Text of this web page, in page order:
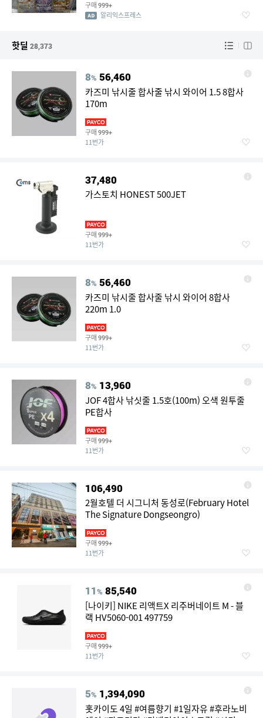
구매 999+
알리익스프레스
핫딜 28,373
8% 56,460
카즈미 낚시줄 합사줄 낚시 와이어 1.5 8합사
170m
구매 999+
11번가
37,480
가스토치 HONEST 500JET
구매 999+
11번가
8% 56,460
카즈미 낚시줄 합사줄 낚시 와이어 8합사
220m 1.0
구매 999+
11번가
8% 13,960
JOF 4합사 낚싯줄 1.5호(100m) 오색 원투줄
PE합사
구매 999+
11번가
106,490
2월호텔 더 시그니처 동성로(February Hotel
The Signature Dongseongro)
구매 999+
11번가
11% 85,540
[나이키] NIKE 리액트X 리주버네이트 M - 블
랙 HV5060-001 497759
구매 999+
11번가
5% 1,394,090
홋카이도 4일 #여름향기 #1일자유 #후라노비